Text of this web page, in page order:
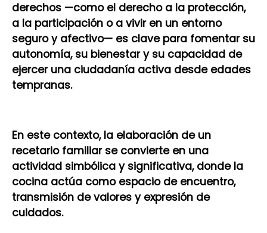
derechos —como el derecho a la protección,
a la participación o a vivir en un entorno
seguro y afectivo— es clave para fomentar su
autonomía, su bienestar y su capacidad de
ejercer una ciudadanía activa desde edades
tempranas.
En este contexto, la elaboración de un
recetario familiar se convierte en una
actividad simbólica y significativa, donde la
cocina actúa como espacio de encuentro,
transmisión de valores y expresión de
cuidados.